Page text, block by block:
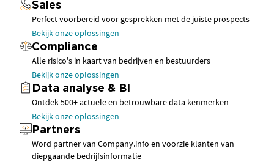
Sales
Perfect voorbereid voor gesprekken met de juiste prospects
Bekijk onze oplossingen
Compliance
Alle risico's in kaart van bedrijven en bestuurders
Bekijk onze oplossingen
Data analyse & BI
Ontdek 500+ actuele en betrouwbare data kenmerken
Bekijk onze oplossingen
Partners
Word partner van Company.info en voorzie klanten van
diepgaande bedrijfsinformatie